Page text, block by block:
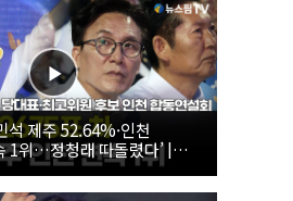
제주 52.64%·인천
1위…정청래 따돌렸다’ |
주당 당대표·최고위원 후
회